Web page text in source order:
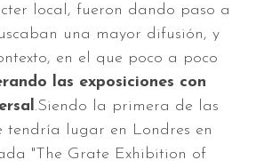
local, fueron dando paso a
una mayor difusión, y
en el que poco a poco
las exposiciones con
.Siendo la primera de las
tendría lugar en Londres en
"The Grate Exhibition of